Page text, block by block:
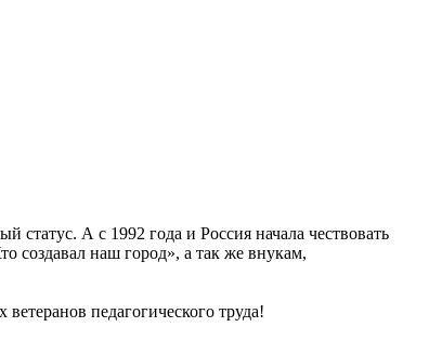
А с 1992 года и Россия начала чествовать
создавал наш город», а так же внукам,
педагогического труда!